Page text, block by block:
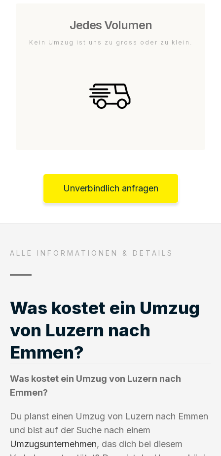
Jedes Volumen
Kein Umzug ist uns zu gross oder zu klein.
Unverbindlich anfragen
ALLE INFORMATIONEN & DETAILS
Was kostet ein Umzug
von Luzern nach
Emmen?
Was kostet ein Umzug von Luzern nach
Emmen?
Du planst einen Umzug von Luzern nach Emmen
und bist auf der Suche nach einem
Umzugsunternehmen, das dich bei diesem